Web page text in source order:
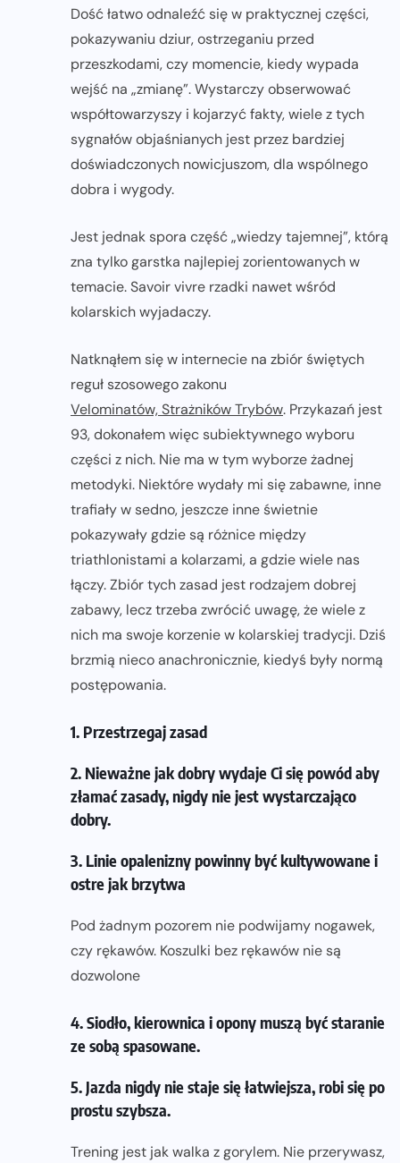
Dość łatwo odnaleźć się w praktycznej części,
pokazywaniu dziur, ostrzeganiu przed
przeszkodami, czy momencie, kiedy wypada
wejść na „zmianę”. Wystarczy obserwować
współtowarzyszy i kojarzyć fakty, wiele z tych
sygnałów objaśnianych jest przez bardziej
doświadczonych nowicjuszom, dla wspólnego
dobra i wygody.
Jest jednak spora część „wiedzy tajemnej”, którą
zna tylko garstka najlepiej zorientowanych w
temacie. Savoir vivre rzadki nawet wśród
kolarskich wyjadaczy.
Natknąłem się w internecie na zbiór świętych
reguł szosowego zakonu
Velominatów, Strażników Trybów. Przykazań jest
93, dokonałem więc subiektywnego wyboru
części z nich. Nie ma w tym wyborze żadnej
metodyki. Niektóre wydały mi się zabawne, inne
trafiały w sedno, jeszcze inne świetnie
pokazywały gdzie są różnice między
triathlonistami a kolarzami, a gdzie wiele nas
łączy. Zbiór tych zasad jest rodzajem dobrej
zabawy, lecz trzeba zwrócić uwagę, że wiele z
nich ma swoje korzenie w kolarskiej tradycji. Dziś
brzmią nieco anachronicznie, kiedyś były normą
postępowania.
1. Przestrzegaj zasad
2. Nieważne jak dobry wydaje Ci się powód aby
złamać zasady, nigdy nie jest wystarczająco
dobry.
3. Linie opalenizny powinny być kultywowane i
ostre jak brzytwa
Pod żadnym pozorem nie podwijamy nogawek,
czy rękawów. Koszulki bez rękawów nie są
dozwolone
4. Siodło, kierownica i opony muszą być staranie
ze sobą spasowane.
5. Jazda nigdy nie staje się łatwiejsza, robi się po
prostu szybsza.
Trening jest jak walka z gorylem. Nie przerywasz,